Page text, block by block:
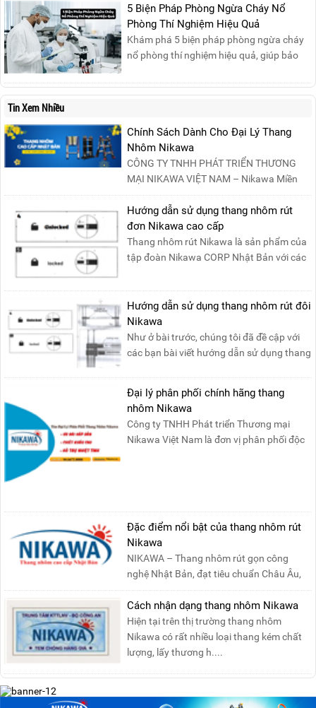
những sản phẩm thang chính hãng với
mức giá không thể tốt hơn!Tham gia
Mega Live, bạn sẽ nhận được gì?...
5 Biện Pháp Phòng Ngừa Cháy Nổ
Phòng Thí Nghiệm Hiệu Quả
Khám phá 5 biện pháp phòng ngừa cháy
nổ phòng thí nghiệm hiệu quả, giúp bảo
sản, giảm thiểu nguy cơ cháy nổ phòng thí
Tin Xem Nhiều
Chính Sách Dành Cho Đại Lý Thang
Nhôm Nikawa
CÔNG TY TNHH PHÁT TRIỂN THƯƠNG
MẠI NIKAWA VIỆT NAM – Nikawa Miền
Bắc: Số 19, Đường Trung ....
Hướng dẫn sử dụng thang nhôm rút
đơn Nikawa cao cấp
Thang nhôm rút Nikawa là sản phẩm của
tập đoàn Nikawa CORP Nhật Bản với các
Hướng dẫn sử dụng thang nhôm rút đôi
Nikawa
Như ở bài trước, chúng tôi đã đề cập với
các bạn bài viết hướng dẫn sử dụng thang
Đại lý phân phối chính hãng thang
nhôm Nikawa
Công ty TNHH Phát triển Thương mại
Nikawa Việt Nam là đơn vị phân phối độc
Đặc điểm nổi bật của thang nhôm rút
Nikawa
NIKAWA – Thang nhôm rút gọn công
nghệ Nhật Bản, đạt tiêu chuẩn Châu Âu,
đảm bảo sự an toàn tuy....
Cách nhận dạng thang nhôm Nikawa
Hiện tại trên thị trường thang nhôm
Nikawa có rất nhiều loại thang kém chất
lượng, lấy thương h....